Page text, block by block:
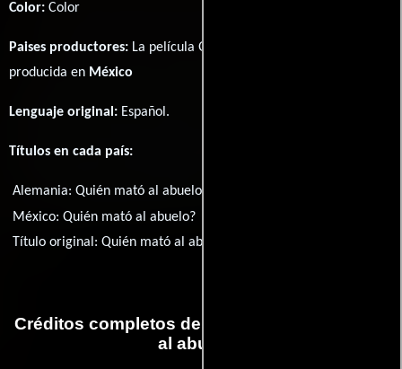
Color: Color
Paises productores: La película Quién mató al abuelo? fué
producida en México
Lenguaje original: Español .
Títulos en cada país:
Alemania:Quién mató al abuelo?
México:Quién mató al abuelo?
Título original:Quién mató al abuelo?
Créditos completos de la película Quién mató
al abuelo?